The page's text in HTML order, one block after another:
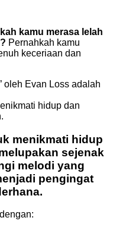
kamu merasa lelah
Pernahkah kamu
keceriaan dan
oleh Evan Loss adalah
hidup dan
menikmati hidup
sejenak
melodi yang
pengingat